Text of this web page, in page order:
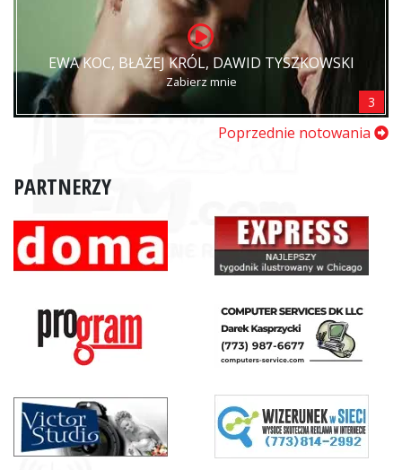
EWA KOC, BŁAŻEJ KRÓL, DAWID TYSZKOWSKI
Zabierz mnie
3
Poprzednie notowania
PARTNERZY